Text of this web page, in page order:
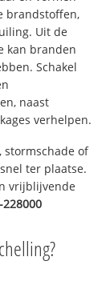
brandstoffen,
Uit de
kan branden
Schakel
naast
verhelpen.
stormschade of
ter plaatse.
vrijblijvende